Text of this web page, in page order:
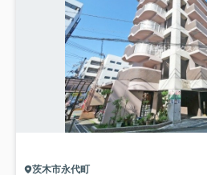
茨木市永代町